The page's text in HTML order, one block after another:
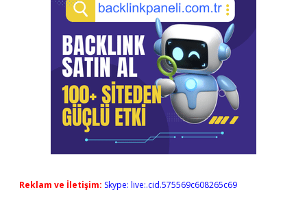
Reklam ve İletişim: Skype: live:.cid.575569c608265c69